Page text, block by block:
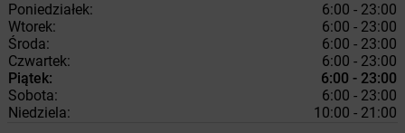
Poniedziałek:
6:00 - 23:00
Wtorek:
6:00 - 23:00
Środa:
6:00 - 23:00
Czwartek:
6:00 - 23:00
Piątek:
6:00 - 23:00
Sobota:
6:00 - 23:00
Niedziela:
10:00 - 21:00